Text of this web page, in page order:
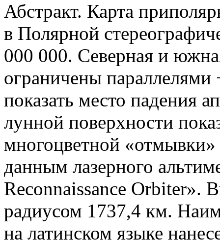
Абстракт. Карта
в Полярной
000 000. Северная и
ограничены параллелями
показать место падения
лунной поверхности
многоцветной
данным лазерного
Reconnaissance Orbiter».
радиусом 1737,4 км.
на латинском языке